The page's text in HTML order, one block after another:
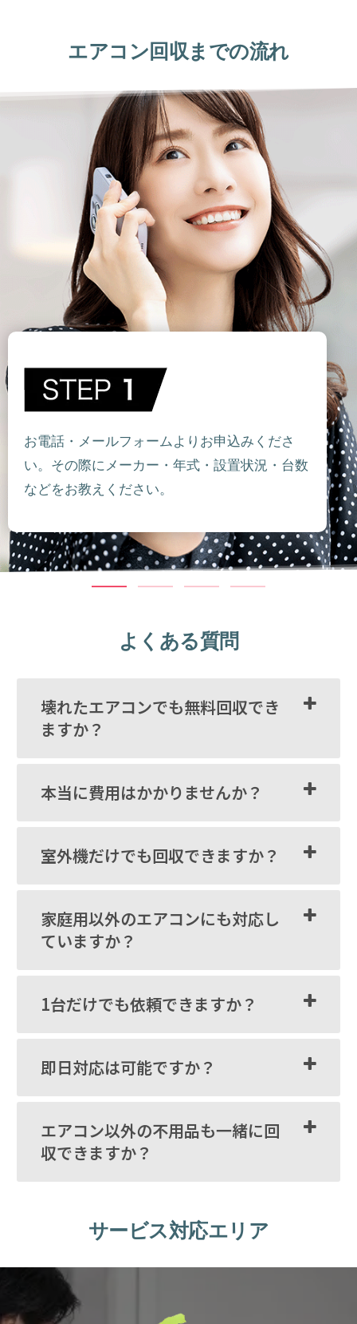
エアコン回収までの流れ
お電話・メールフォームよりお申込みくださ
い。その際にメーカー・年式・設置状況・台数
などをお教えください。
よくある質問
壊れたエアコンでも無料回収でき
ますか？
本当に費用はかかりませんか？
室外機だけでも回収できますか？
家庭用以外のエアコンにも対応し
ていますか？
1台だけでも依頼できますか？
即日対応は可能ですか？
エアコン以外の不用品も一緒に回
収できますか？
サービス対応エリア